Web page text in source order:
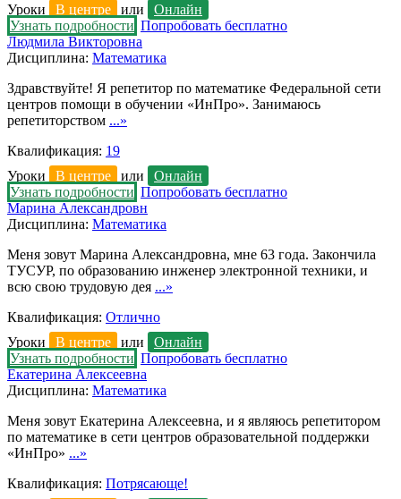
Уроки
В центре или
Онлайн
Узнать подробности Попробовать бесплатно
Людмила Викторовна
Дисциплина: Математика
Здравствуйте! Я репетитор по математике Федеральной сети
центров помощи в обучении «ИнПро». Занимаюсь
репетиторством ...»
Квалификация: 19
Уроки
В центре или
Онлайн
Узнать подробности Попробовать бесплатно
Марина Александровн
Дисциплина: Математика
Меня зовут Марина Александровна, мне 63 года. Закончила
ТУСУР, по образованию инженер электронной техники, и
всю свою трудовую дея ...»
Квалификация: Отлично
Уроки
В центре или
Онлайн
Узнать подробности Попробовать бесплатно
Екатерина Алексеевна
Дисциплина: Математика
Меня зовут Екатерина Алексеевна, и я являюсь репетитором
по математике в сети центров образовательной поддержки
«ИнПро» ...»
Квалификация: Потрясающе!